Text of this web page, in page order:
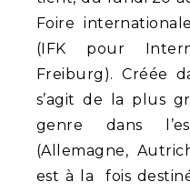
Foire
(IFK pour
Freiburg). Créée
s’agit de la plus
genre dans
(Allemagne,
est à la fois